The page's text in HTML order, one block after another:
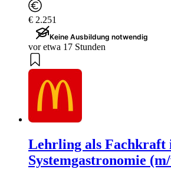
€ 2.251
Keine Ausbildung notwendig
vor etwa 17 Stunden
Lehrling als Fachkraft
Systemgastronomie